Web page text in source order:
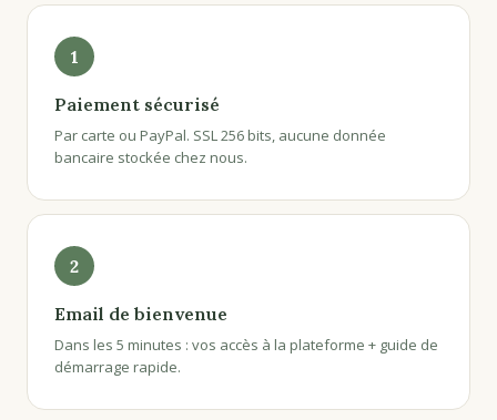
1
Paiement sécurisé
Par carte ou PayPal. SSL 256 bits, aucune donnée
bancaire stockée chez nous.
2
Email de bienvenue
Dans les 5 minutes : vos accès à la plateforme + guide de
démarrage rapide.